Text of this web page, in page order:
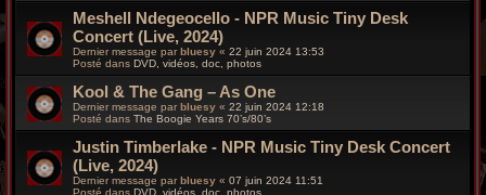
Meshell Ndegeocello - NPR Music Tiny Desk
Concert (Live, 2024)
Dernier message par bluesy « 22 juin 2024 13:53
Posté dans DVD, vidéos, doc, photos
Kool & The Gang – As One
Dernier message par bluesy « 22 juin 2024 12:18
Posté dans The Boogie Years 70’s/80’s
Justin Timberlake - NPR Music Tiny Desk Concert
(Live, 2024)
Dernier message par bluesy « 07 juin 2024 11:51
Posté dans DVD, vidéos, doc, photos